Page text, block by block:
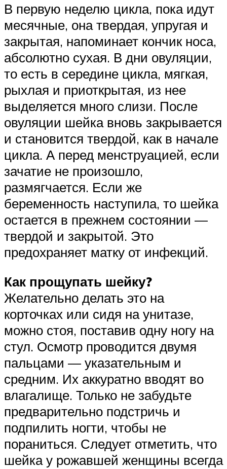
В первую неделю цикла, пока идут
месячные, она твердая, упругая и
закрытая, напоминает кончик носа,
абсолютно сухая. В дни овуляции,
то есть в середине цикла, мягкая,
рыхлая и приоткрытая, из нее
выделяется много слизи. После
овуляции шейка вновь закрывается
и становится твердой, как в начале
цикла. А перед менструацией, если
зачатие не произошло,
размягчается. Если же
беременность наступила, то шейка
остается в прежнем состоянии —
твердой и закрытой. Это
предохраняет матку от инфекций.
Как прощупать шейку?
Желательно делать это на
корточках или сидя на унитазе,
можно стоя, поставив одну ногу на
стул. Осмотр проводится двумя
пальцами — указательным и
средним. Их аккуратно вводят во
влагалище. Только не забудьте
предварительно подстричь и
подпилить ногти, чтобы не
пораниться. Следует отметить, что
шейка у рожавшей женщины всегда